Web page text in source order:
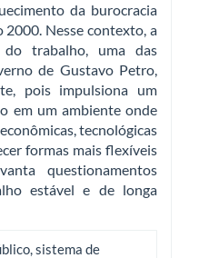
da burocracia
Nesse contexto, a
do trabalho, uma das
de Gustavo Petro,
pois impulsiona um
em um ambiente onde
tecnológicas
formas mais flexíveis
questionamentos
estável e de longa
sistema de